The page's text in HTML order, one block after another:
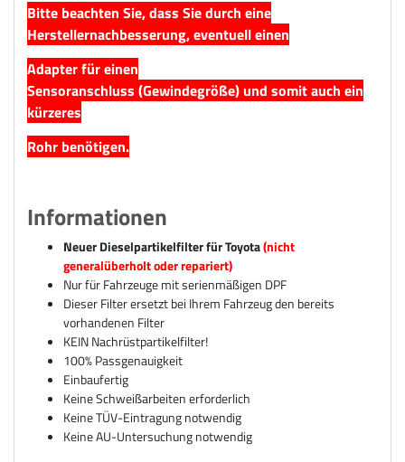
Bitte beachten Sie, dass Sie durch eine
Herstellernachbesserung, eventuell einen
Adapter für einen
Sensoranschluss (Gewindegröße) und somit auch ein
kürzeres
Rohr benötigen.
Informationen
Neuer Dieselpartikelfilter für Toyota(nicht
generalüberholt oder repariert)
Nur für Fahrzeuge mit serienmäßigen DPF
Dieser Filter ersetzt bei Ihrem Fahrzeug den bereits
vorhandenen Filter
KEIN Nachrüstpartikelfilter!
100% Passgenauigkeit
Einbaufertig
Keine Schweißarbeiten erforderlich
Keine TÜV-Eintragung notwendig
Keine AU-Untersuchung notwendig